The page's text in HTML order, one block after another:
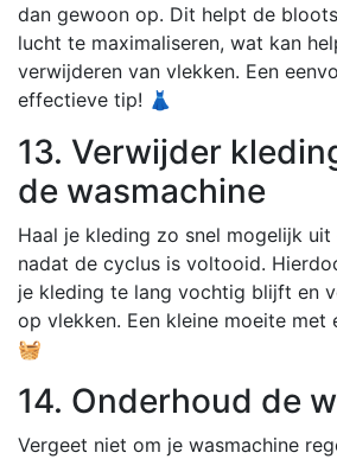
dan gewoon op. Dit helpt de
lucht te maximaliseren, wat kan
verwijderen van vlekken. Een
effectieve tip! 👗
13. Verwijder
de wasmachine
Haal je kleding zo snel mogelijk uit
nadat de cyclus is voltooid.
je kleding te lang vochtig blijft en
op vlekken. Een kleine moeite met
🧺
14. Onderhoud de
Vergeet niet om je wasmachine